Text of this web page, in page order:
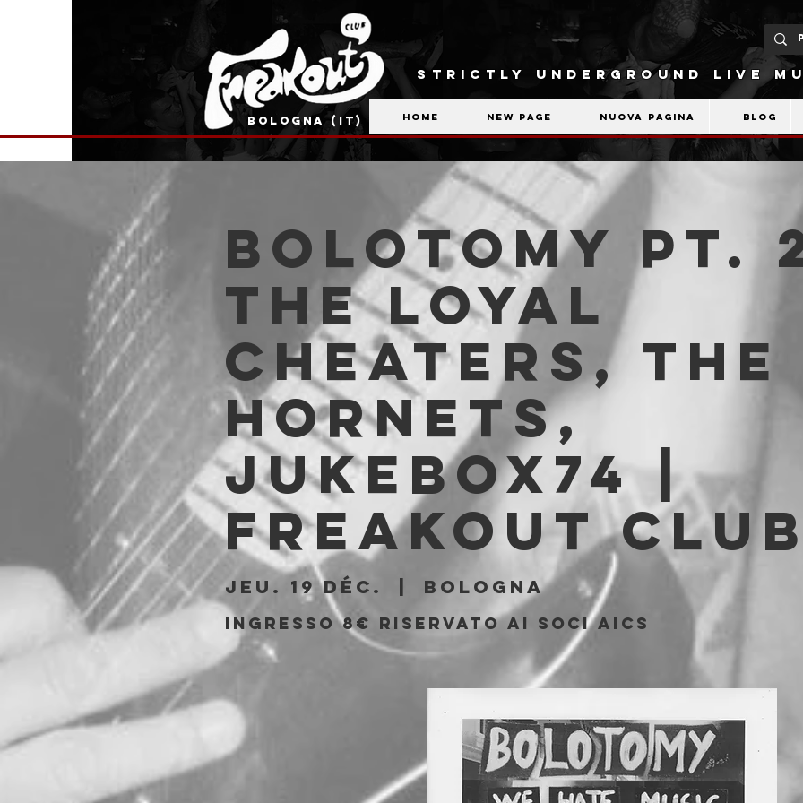
BOLOGNA (IT)
STRICTLY UNDERGROUND LIVE
Home New Page Nuova pagina Blog
BOLOTOMY Pt.
The Loyal
Cheaters, The
Hornets,
Jukebox74 |
Freakout
jeu. 19 déc. Bologna
Ingresso 8€ riservato ai soci aics